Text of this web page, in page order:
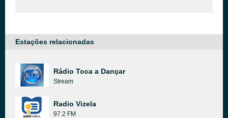
Estações relacionadas
Rádio Toca a Dançar
Stream
Radio Vizela
97.2 FM